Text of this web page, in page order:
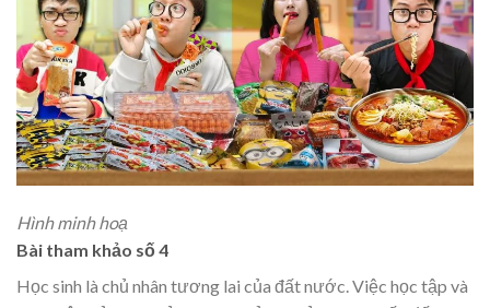
Hình minh hoạ
Bài tham khảo số 4
Học sinh là chủ nhân tương lai của đất nước. Việc học tập và